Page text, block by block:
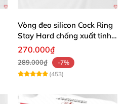
Vòng đeo silicon Cock Ring
Stay Hard chống xuất tinh
sớm
270.000₫
289.000₫
-7%
(453)